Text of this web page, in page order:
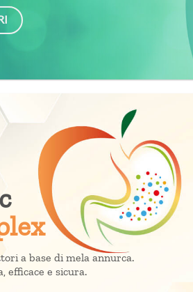
a base di mela annurca.
efficace e sicura.